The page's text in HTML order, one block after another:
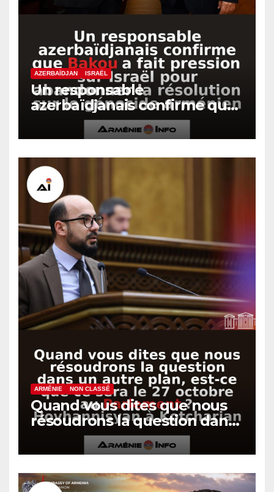
AZERBAÏDJAN ISRAËL
Un responsable
azerbaïdjanais confirme que
Bakou a fait pression sur
Israël pour abandonner la
arménien
ARMÉNIE NON CLASSÉ
Quand vous dites que nous
résoudrons la question dans
un autre plan, est-ce que ce
sera le 27 octobre au
Kotcharian